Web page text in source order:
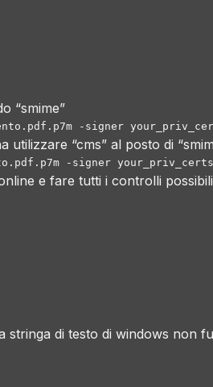
“smime”
“cms” al posto di
e fare tutti i controlli
di testo di windows non